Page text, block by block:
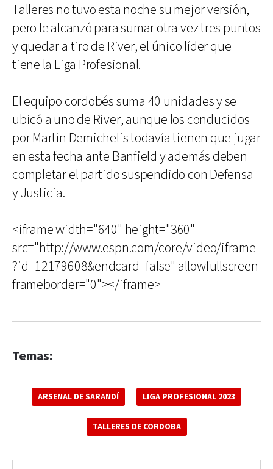
Talleres no tuvo esta noche su mejor versión,
pero le alcanzó para sumar otra vez tres puntos
y quedar a tiro de River, el único líder que
tiene la Liga Profesional.
El equipo cordobés suma 40 unidades y se
ubicó a uno de River, aunque los conducidos
por Martín Demichelis todavía tienen que jugar
en esta fecha ante Banfield y además deben
completar el partido suspendido con Defensa
y Justicia.
<iframe width="640" height="360"
src="http://www.espn.com/core/video/iframe
?id=12179608&endcard=false" allowfullscreen
frameborder="0"></iframe>
Temas:
ARSENAL DE SARANDÍ LIGA PROFESIONAL 2023
TALLERES DE CORDOBA